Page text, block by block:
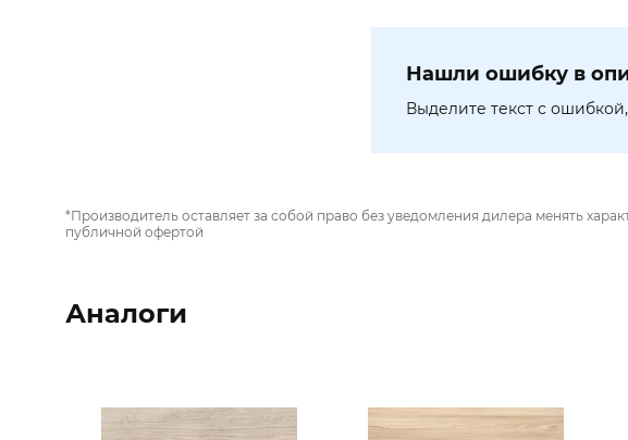
Нашли ошибку в
Выделите текст с
*Производитель оставляет за собой право без уведомления дилера менять
публичной офертой
Аналоги